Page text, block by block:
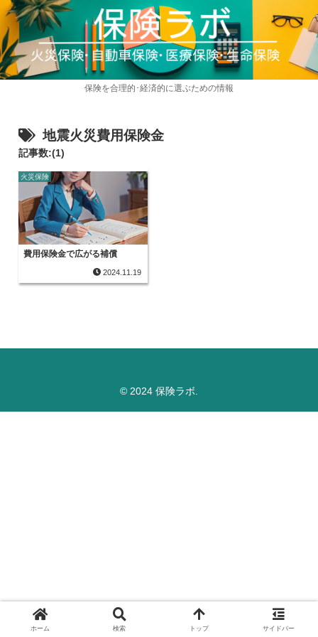
保険を合理的･経済的に選ぶための情報
地震火災費用保険金
記事数:(1)
火災保険
費用保険金で広がる補償
2024.11.19
© 2024 保険ラボ.
ホーム 検索 トップ サイドバー